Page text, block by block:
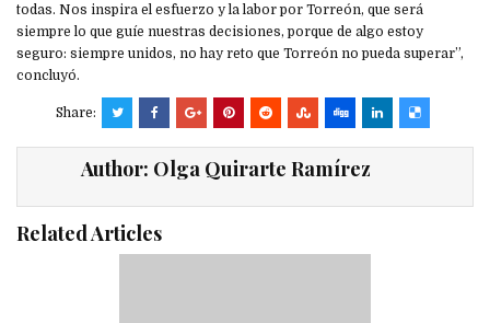
todas. Nos inspira el esfuerzo y la labor por Torreón, que será
siempre lo que guíe nuestras decisiones, porque de algo estoy
seguro: siempre unidos, no hay reto que Torreón no pueda superar”,
concluyó.
Share:
Author: Olga Quirarte Ramírez
Related Articles